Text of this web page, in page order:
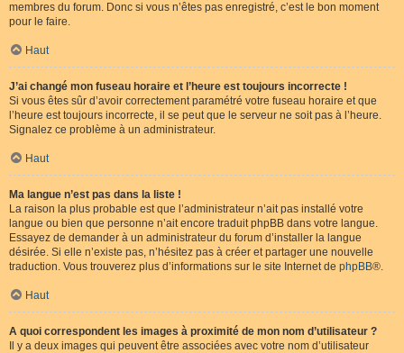
membres du forum. Donc si vous n’êtes pas enregistré, c’est le bon moment
pour le faire.
Haut
J’ai changé mon fuseau horaire et l’heure est toujours incorrecte !
Si vous êtes sûr d’avoir correctement paramétré votre fuseau horaire et que
l’heure est toujours incorrecte, il se peut que le serveur ne soit pas à l’heure.
Signalez ce problème à un administrateur.
Haut
Ma langue n’est pas dans la liste !
La raison la plus probable est que l’administrateur n’ait pas installé votre
langue ou bien que personne n’ait encore traduit phpBB dans votre langue.
Essayez de demander à un administrateur du forum d’installer la langue
désirée. Si elle n’existe pas, n’hésitez pas à créer et partager une nouvelle
traduction. Vous trouverez plus d’informations sur le site Internet de phpBB®.
Haut
A quoi correspondent les images à proximité de mon nom d’utilisateur ?
Il y a deux images qui peuvent être associées avec votre nom d’utilisateur